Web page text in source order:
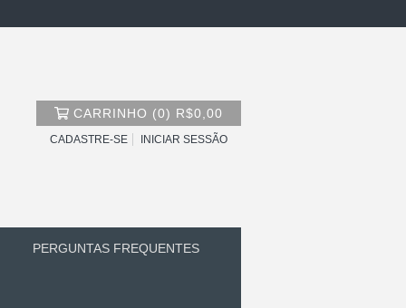
CARRINHO (0) R$0,00
CADASTRE-SE INICIAR SESSÃO
PERGUNTAS FREQUENTES